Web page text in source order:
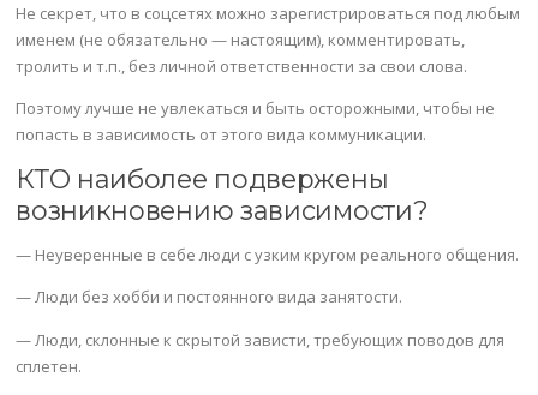
Не секрет, что в соцсетях можно зарегистрироваться под любым
именем (не обязательно — настоящим), комментировать,
тролить и т.п., без личной ответственности за свои слова.
Поэтому лучше не увлекаться и быть осторожными, чтобы не
попасть в зависимость от этого вида коммуникации.
КТО наиболее подвержены
возникновению зависимости?
— Неуверенные в себе люди с узким кругом реального общения.
— Люди без хобби и постоянного вида занятости.
— Люди, склонные к скрытой зависти, требующих поводов для
сплетен.